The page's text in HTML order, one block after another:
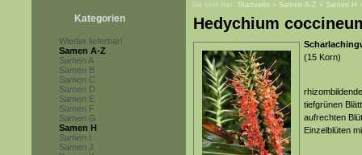
Kategorien
Wieder lieferbar!
Samen A-Z
Samen A
Samen B
Samen C
Samen D
Samen E
Samen F
Samen G
Samen H
Samen I
Samen J
Sie sind hier: Startseite » Samen A-Z » Samen H
Hedychium
(15 Korn)
tiefgrünen
aufrechten
Einzelblüten